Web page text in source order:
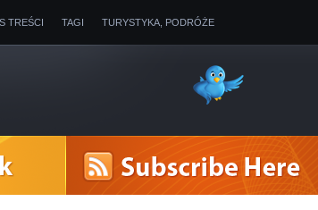
TREŚCI TAGI TURYSTYKA, PODRÓŻE